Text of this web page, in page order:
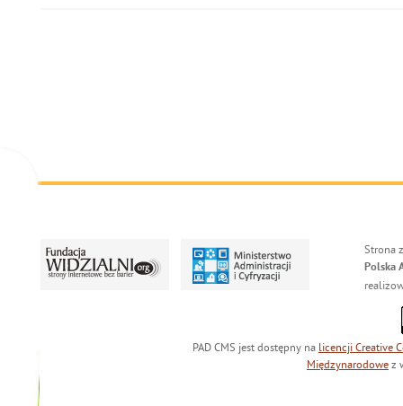
Strona
Polska
PAD CMS jest dostępny na licencji Creative
Międzynarodowe z